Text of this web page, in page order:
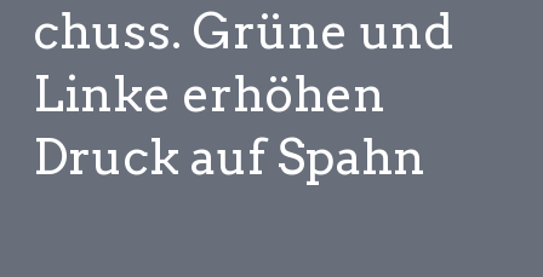
Kathi
wagen
chuss. Grüne und
Linke erhöhen
Druck auf Spahn